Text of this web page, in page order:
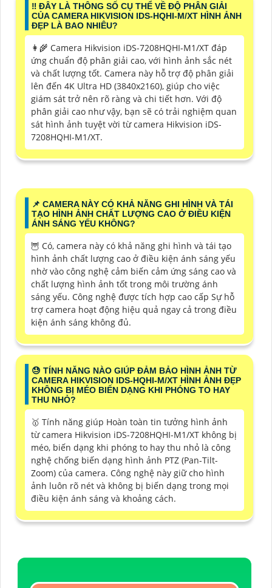
‼️ ĐÂY LÀ THÔNG SỐ CỤ THỂ VỀ ĐỘ PHÂN GIẢI
CỦA CAMERA HIKVISION IDS-HQHI-M/XT HÌNH ẢNH
ĐẸP LÀ BAO NHIÊU?
👩‍🌾 Camera Hikvision iDS-7208HQHI-M1/XT đáp
ứng chuẩn độ phân giải cao, với hình ảnh sắc nét
và chất lượng tốt. Camera này hỗ trợ độ phân giải
lên đến 4K Ultra HD (3840x2160), giúp cho việc
giám sát trở nên rõ ràng và chi tiết hơn. Với độ
phân giải cao như vậy, bạn sẽ có trải nghiệm quan
sát hình ảnh tuyệt vời từ camera Hikvision iDS-
7208HQHI-M1/XT.
📌 CAMERA NÀY CÓ KHẢ NĂNG GHI HÌNH VÀ TÁI
TẠO HÌNH ẢNH CHẤT LƯỢNG CAO Ở ĐIỀU KIỆN
ÁNH SÁNG YẾU KHÔNG?
🦉 Có, camera này có khả năng ghi hình và tái tạo
hình ảnh chất lượng cao ở điều kiện ánh sáng yếu
nhờ vào công nghệ cảm biến cảm ứng sáng cao và
chất lượng hình ảnh tốt trong môi trường ánh
sáng yếu. Công nghệ được tích hợp cao cấp Sự hỗ
trợ camera hoạt động hiệu quả ngay cả trong điều
kiện ánh sáng không đủ.
😓 TÍNH NĂNG NÀO GIÚP ĐẢM BẢO HÌNH ẢNH TỪ
CAMERA HIKVISION IDS-HQHI-M/XT HÌNH ẢNH ĐẸP
KHÔNG BỊ MÉO BIẾN DẠNG KHI PHÓNG TO HAY
THU NHỎ?
🥇 Tính năng giúp Hoàn toàn tin tưởng hình ảnh
từ camera Hikvision iDS-7208HQHI-M1/XT không bị
méo, biến dạng khi phóng to hay thu nhỏ là công
nghệ chống biến dạng hình ảnh PTZ (Pan-Tilt-
Zoom) của camera. Công nghệ này giữ cho hình
ảnh luôn rõ nét và không bị biến dạng trong mọi
điều kiện ánh sáng và khoảng cách.